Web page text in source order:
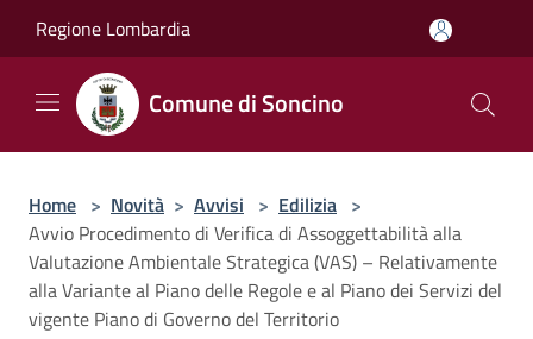
Regione Lombardia
Comune di Soncino
Home > Novità > Avvisi > Edilizia >
Avvio Procedimento di Verifica di Assoggettabilità alla
Valutazione Ambientale Strategica (VAS) – Relativamente
alla Variante al Piano delle Regole e al Piano dei Servizi del
vigente Piano di Governo del Territorio